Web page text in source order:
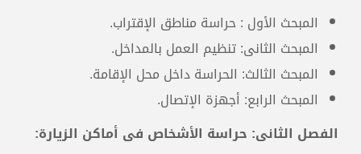
المبحث الأول : حراسة مناطق الإقتراب.
المبحث الثانى: تنظيم العمل بالمداخل.
المبحث الثالث: الحراسة داخل محل الإقامة.
المبحث الرابع: أجهزة الإتصال.
الفصل الثانى: حراسة الأشخاص فى أماكن الزيارة: